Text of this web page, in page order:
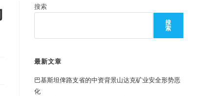
搜索
搜
索
最新文章
巴基斯坦俾路支省的中资背景山达克矿业安全形势恶
化